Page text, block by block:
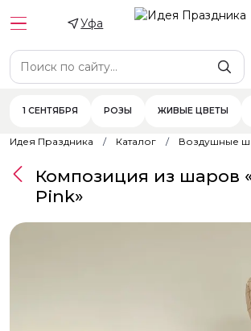
Уфа
1 СЕНТЯБРЯ РОЗЫ ЖИВЫЕ ЦВЕТЫ
Идея Праздника Каталог Воздушные
Композиция из шаров
Pink»